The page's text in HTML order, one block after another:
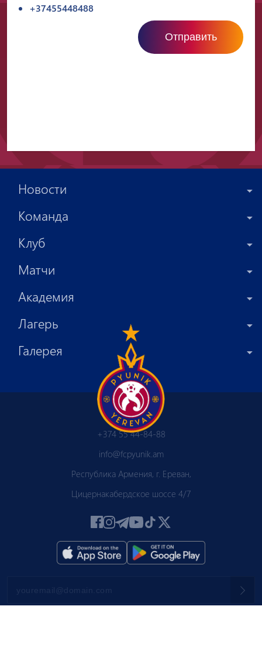
+37455448488
Отправить
Новости
Команда
Клуб
Матчи
Академия
Лагерь
Галерея
+374 55 44-84-88
info@fcpyunik.am
Республика Армения, г. Ереван,
Цицернакабердское шоссе 4/7